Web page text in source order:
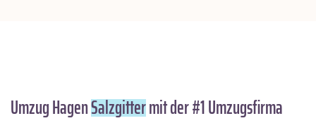
Umzug HagenSalzgittermit der #1 Umzugsfirma